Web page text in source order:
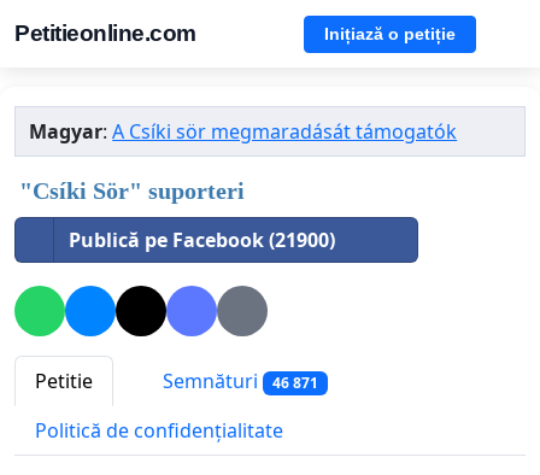
Petitieonline.com Inițiază o petiție
Magyar:A Csíki sör megmaradását támogatók
"Csíki Sör" suporteri
Publică pe Facebook (21900)
Petitie Semnături 46 871
Politică de confidențialitate